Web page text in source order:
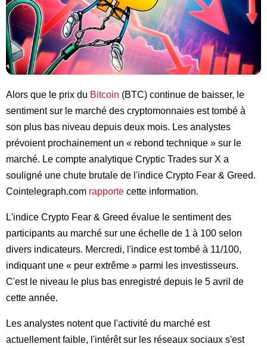
Alors que le prix du Bitcoin (BTC) continue de baisser, le
sentiment sur le marché des cryptomonnaies est tombé à
son plus bas niveau depuis deux mois. Les analystes
prévoient prochainement un « rebond technique » sur le
marché. Le compte analytique Cryptic Trades sur X a
souligné une chute brutale de l'indice Crypto Fear & Greed.
Cointelegraph.com rapporte cette information.
L'indice Crypto Fear & Greed évalue le sentiment des
participants au marché sur une échelle de 1 à 100 selon
divers indicateurs. Mercredi, l'indice est tombé à 11/100,
indiquant une « peur extrême » parmi les investisseurs.
C'est le niveau le plus bas enregistré depuis le 5 avril de
cette année.
Les analystes notent que l'activité du marché est
actuellement faible, l'intérêt sur les réseaux sociaux s'est